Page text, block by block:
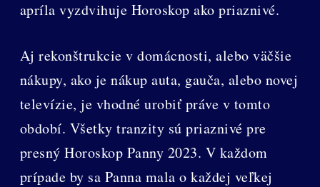
apríla vyzdvihuje Horoskop ako priaznivé.
Aj rekonštrukcie v domácnosti, alebo väčšie
nákupy, ako je nákup auta, gauča, alebo novej
televízie, je vhodné urobiť práve v tomto
období. Všetky tranzity sú priaznivé pre
presný Horoskop Panny 2023. V každom
prípade by sa Panna mala o každej veľkej